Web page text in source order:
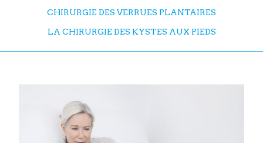
CHIRURGIE DES VERRUES PLANTAIRES
LA CHIRURGIE DES KYSTES AUX PIEDS